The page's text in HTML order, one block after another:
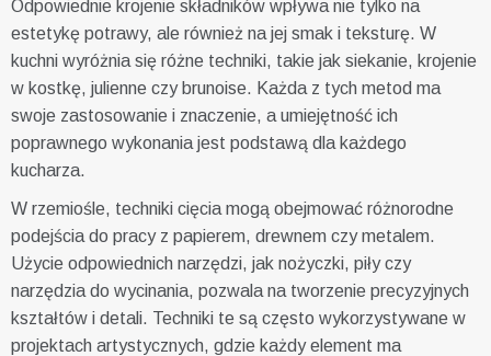
Odpowiednie krojenie składników wpływa nie tylko na
estetykę potrawy, ale również na jej smak i teksturę. W
kuchni wyróżnia się różne techniki, takie jak siekanie, krojenie
w kostkę, julienne czy brunoise. Każda z tych metod ma
swoje zastosowanie i znaczenie, a umiejętność ich
poprawnego wykonania jest podstawą dla każdego
kucharza.
W rzemiośle, techniki cięcia mogą obejmować różnorodne
podejścia do pracy z papierem, drewnem czy metalem.
Użycie odpowiednich narzędzi, jak nożyczki, piły czy
narzędzia do wycinania, pozwala na tworzenie precyzyjnych
kształtów i detali. Techniki te są często wykorzystywane w
projektach artystycznych, gdzie każdy element ma